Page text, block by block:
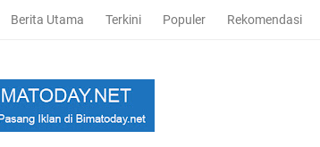
Berita Utama Terkini Populer Rekomendasi